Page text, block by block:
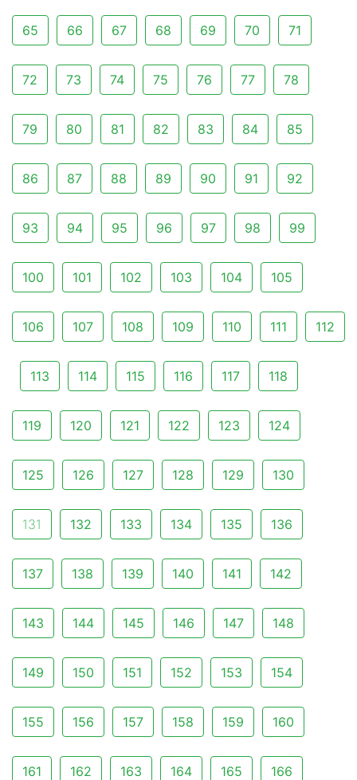
65 66 67 68 69 70 71
72 73 74 75 76 77 78
79 80 81 82 83 84 85
86 87 88 89 90 91 92
93 94 95 96 97 98 99
100 101 102 103 104 105
106 107 108 109 110 111 112
113 114 115 116 117 118
119 120 121 122 123 124
125 126 127 128 129 130
131 132 133 134 135 136
137 138 139 140 141 142
143 144 145 146 147 148
149 150 151 152 153 154
155 156 157 158 159 160
161 162 163 164 165 166